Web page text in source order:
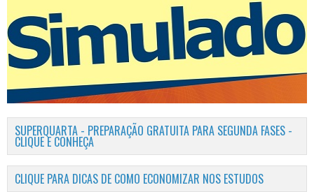
SUPERQUARTA - PREPARAÇÃO GRATUITA PARA SEGUNDA FASES -
CLIQUE E CONHEÇA
CLIQUE PARA DICAS DE COMO ECONOMIZAR NOS ESTUDOS